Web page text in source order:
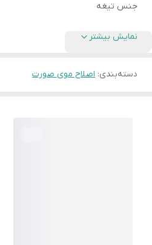
جنس تیغه
نمایش بیشتر
دسته‌بندی: اصلاح موی صورت